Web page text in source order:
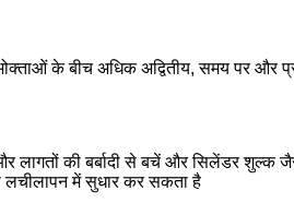
के बीच अधिक अद्वितीय, समय पर और
लागतों की बर्बादी से बचें और सिलेंडर शुल्क
में सुधार कर सकता है